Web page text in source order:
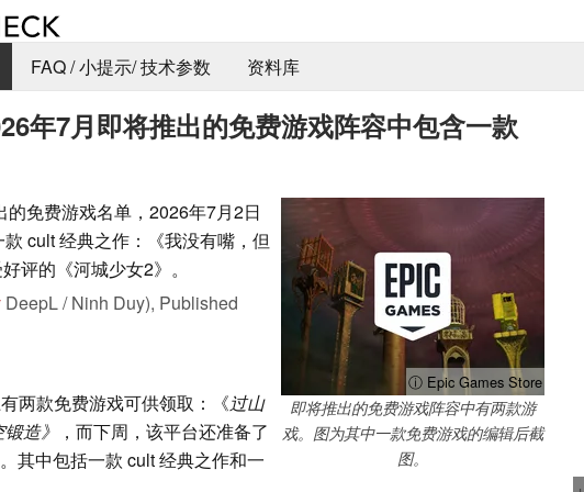
FAQ / 小提示/ 技术参数 资料库
年7月即将推出的免费游戏阵容中包含一款
ⓘ Epic Games Store
即将推出的免费游戏阵容中有两款游
戏。图为其中一款免费游戏的编辑后截
图。
免费游戏名单，2026年7月2日
cult 经典之作：《我没有嘴，但
评的《河城少女2》。
DeepL / Ninh Duy), Published
两款免费游戏可供领取：《过山
锻造》
，而下周，该平台还准备了
其中包括一款 cult 经典之作和一